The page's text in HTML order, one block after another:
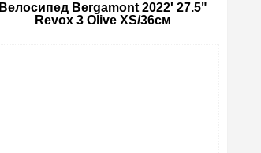
Велосипед Bergamont 2022' 27.5"
Revox 3 Olive XS/36см